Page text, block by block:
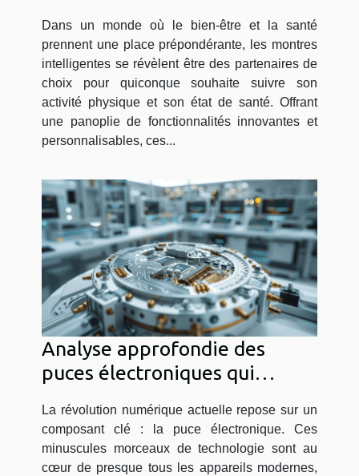
Dans un monde où le bien-être et la santé
prennent une place prépondérante, les montres
intelligentes se révèlent être des partenaires de
choix pour quiconque souhaite suivre son
activité physique et son état de santé. Offrant
une panoplie de fonctionnalités innovantes et
personnalisables, ces...
Analyse approfondie des
puces électroniques qui
La révolution numérique actuelle repose sur un
composant clé : la puce électronique. Ces
minuscules morceaux de technologie sont au
cœur de presque tous les appareils modernes,